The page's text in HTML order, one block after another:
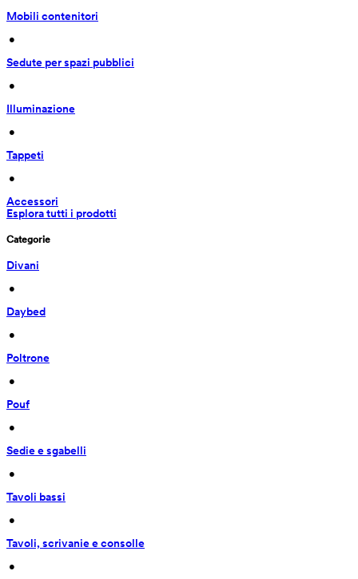
Mobili contenitori
•
Sedute per spazi pubblici
•
Illuminazione
•
Tappeti
•
Accessori
Esplora tutti i prodotti
Categorie
Divani
•
Daybed
•
Poltrone
•
Pouf
•
Sedie e sgabelli
•
Tavoli bassi
•
Tavoli, scrivanie e consolle
•